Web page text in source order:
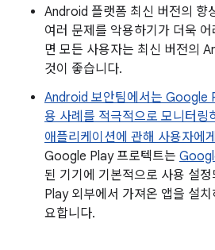
Android 플랫폼 최신 버전의 향
여러 문제를 악용하기가 더욱
면 모든 사용자는 최신 버전의
것이 좋습니다.
Android 보안팀에서는 Google
용 사례를 적극적으로 모니터링
애플리케이션에 관해 사용자에
Google Play 프로텍트는
된 기기에 기본적으로 사용 설
Play 외부에서 가져온 앱을 설
요합니다.